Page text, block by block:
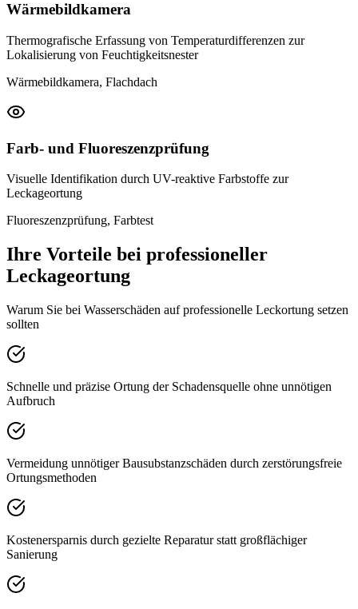
Wärmebildkamera
Thermografische Erfassung von Temperaturdifferenzen zur
Lokalisierung von Feuchtigkeitsnester
Wärmebildkamera, Flachdach
Farb- und Fluoreszenzprüfung
Visuelle Identifikation durch UV-reaktive Farbstoffe zur
Leckageortung
Fluoreszenzprüfung, Farbtest
Ihre Vorteile bei professioneller
Leckageortung
Warum Sie bei Wasserschäden auf professionelle Leckortung setzen
sollten
Schnelle und präzise Ortung der Schadensquelle ohne unnötigen
Aufbruch
Vermeidung unnötiger Bausubstanzschäden durch zerstörungsfreie
Ortungsmethoden
Kostenersparnis durch gezielte Reparatur statt großflächiger
Sanierung